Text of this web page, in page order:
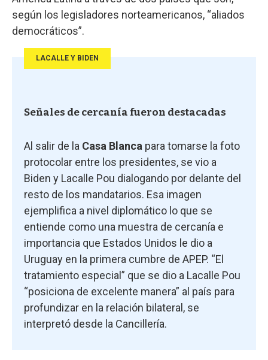
según los legisladores norteamericanos, “aliados
democráticos”.
LACALLE Y BIDEN
Señales de cercanía fueron destacadas
Al salir de la Casa Blanca para tomarse la foto
protocolar entre los presidentes, se vio a
Biden y Lacalle Pou dialogando por delante del
resto de los mandatarios. Esa imagen
ejemplifica a nivel diplomático lo que se
entiende como una muestra de cercanía e
importancia que Estados Unidos le dio a
Uruguay en la primera cumbre de APEP. “El
tratamiento especial” que se dio a Lacalle Pou
“posiciona de excelente manera” al país para
profundizar en la relación bilateral, se
interpretó desde la Cancillería.